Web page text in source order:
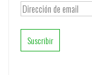
Dirección
de
email